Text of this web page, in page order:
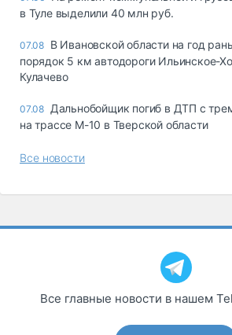
в Туле выделили 40 млн руб.
07.08 В Ивановской области на год
порядок 5 км автодороги Ильинское-
Кулачево
07.08 Дальнобойщик погиб в ДТП с
на трассе М-10 в Тверской области
Все новости
Все главные новости в нашем